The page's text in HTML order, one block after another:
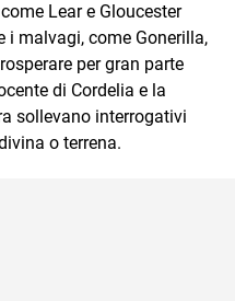
Lear e Gloucester
i malvagi, come Gonerilla,
per gran parte
di Cordelia e la
sollevano interrogativi
o terrena.